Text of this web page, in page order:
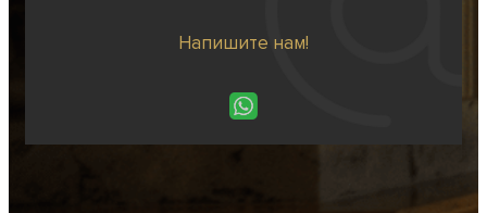
Напишите нам!